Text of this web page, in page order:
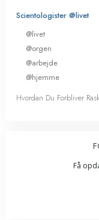
Scientologister @livet
@livet
@orgen
@arbejde
@hjemme
Hvordan Du Forbliver Rask
Få